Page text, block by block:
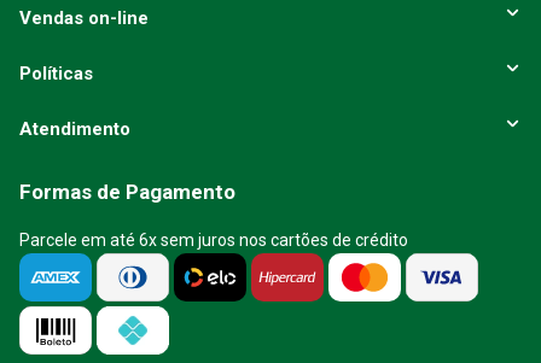
Vendas on-line
Políticas
Atendimento
Formas de Pagamento
Parcele em até 6x sem juros nos cartões de crédito